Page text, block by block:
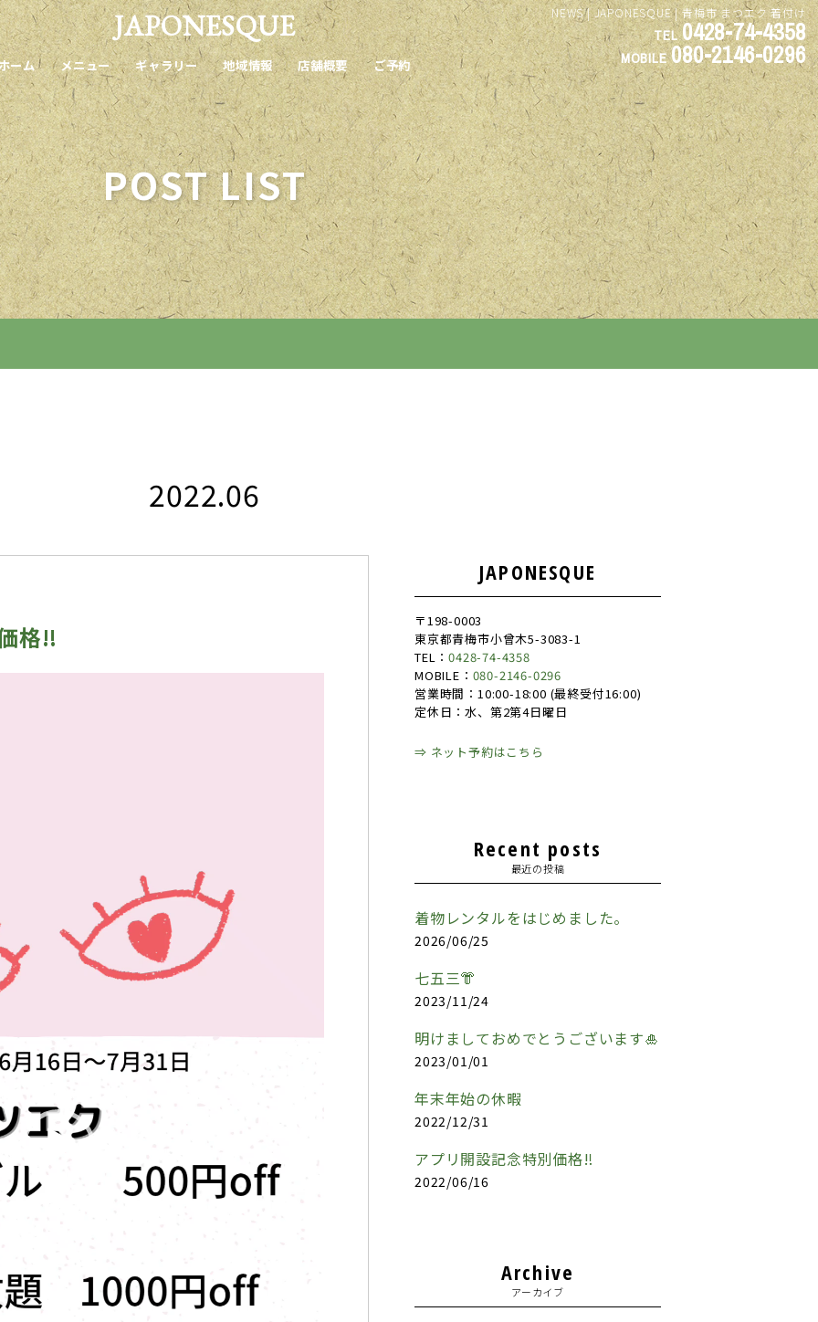
JAPONESQUE TEL 0428-74-4358
MOBILE 080-2146-0296
ーム メニュー ギャラリー 地域情報 店舗概要 ご予約
NEWS | JAPONESQUE | 青梅市 まつエク 着付け
POST LIST
2022.06
格‼️
JAPONESQUE
〒198-0003
東京都青梅市小曾木5-3083-1
TEL：0428-74-4358
MOBILE： 080-2146-0296
営業時間：10:00-18:00 (最終受付16:00)
定休日：水、第2第4日曜日
⇒ ネット予約はこちら
Recent posts
最近の投稿
着物レンタルをはじめました。
2026/06/25
七五三👘
2023/11/24
明けましておめでとうございます🎍
2023/01/01
年末年始の休暇
2022/12/31
アプリ開設記念特別価格‼️
2022/06/16
Archive
アーカイブ